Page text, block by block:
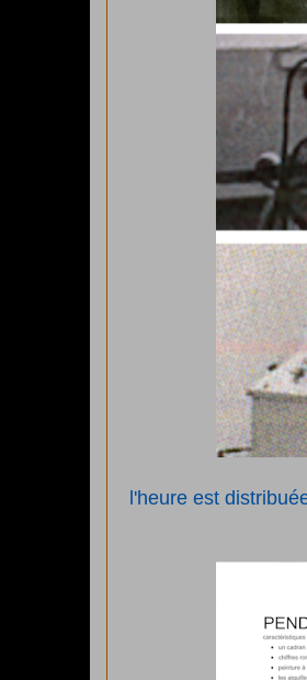
l'heure est